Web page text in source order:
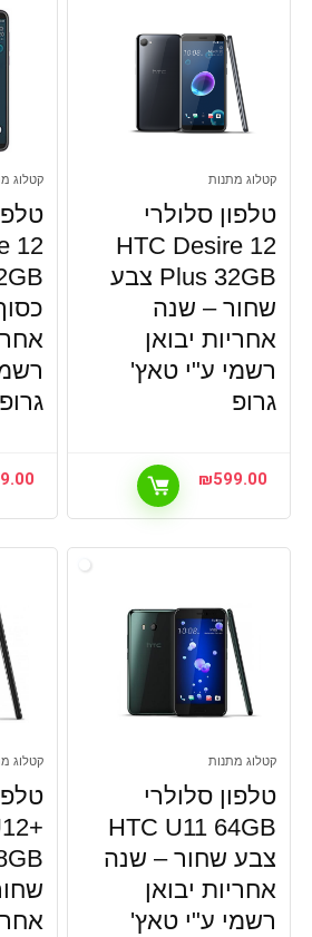
קטלוג מתנות
טלפון סלולרי
HTC Desire 12
Plus 32GB צבע
שחור – שנה
אחריות יבואן
רשמי ע"י טאץ'
גרופ
₪599.00
קטלוג
12
גרופ
קטלוג מתנות
טלפון סלולרי
HTC U11 64GB
צבע שחור – שנה
אחריות יבואן
רשמי ע"י טאץ'
קטלוג